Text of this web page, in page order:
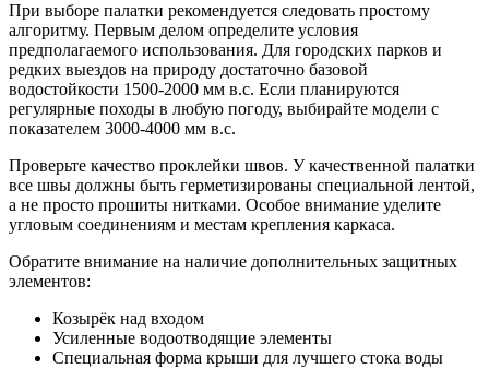
При выборе палатки рекомендуется следовать простому
алгоритму. Первым делом определите условия
предполагаемого использования. Для городских парков и
редких выездов на природу достаточно базовой
водостойкости 1500-2000 мм в.с. Если планируются
регулярные походы в любую погоду, выбирайте модели с
показателем 3000-4000 мм в.с.
Проверьте качество проклейки швов. У качественной палатки
все швы должны быть герметизированы специальной лентой,
а не просто прошиты нитками. Особое внимание уделите
угловым соединениям и местам крепления каркаса.
Обратите внимание на наличие дополнительных защитных
элементов:
Козырёк над входом
Усиленные водоотводящие элементы
Специальная форма крыши для лучшего стока воды